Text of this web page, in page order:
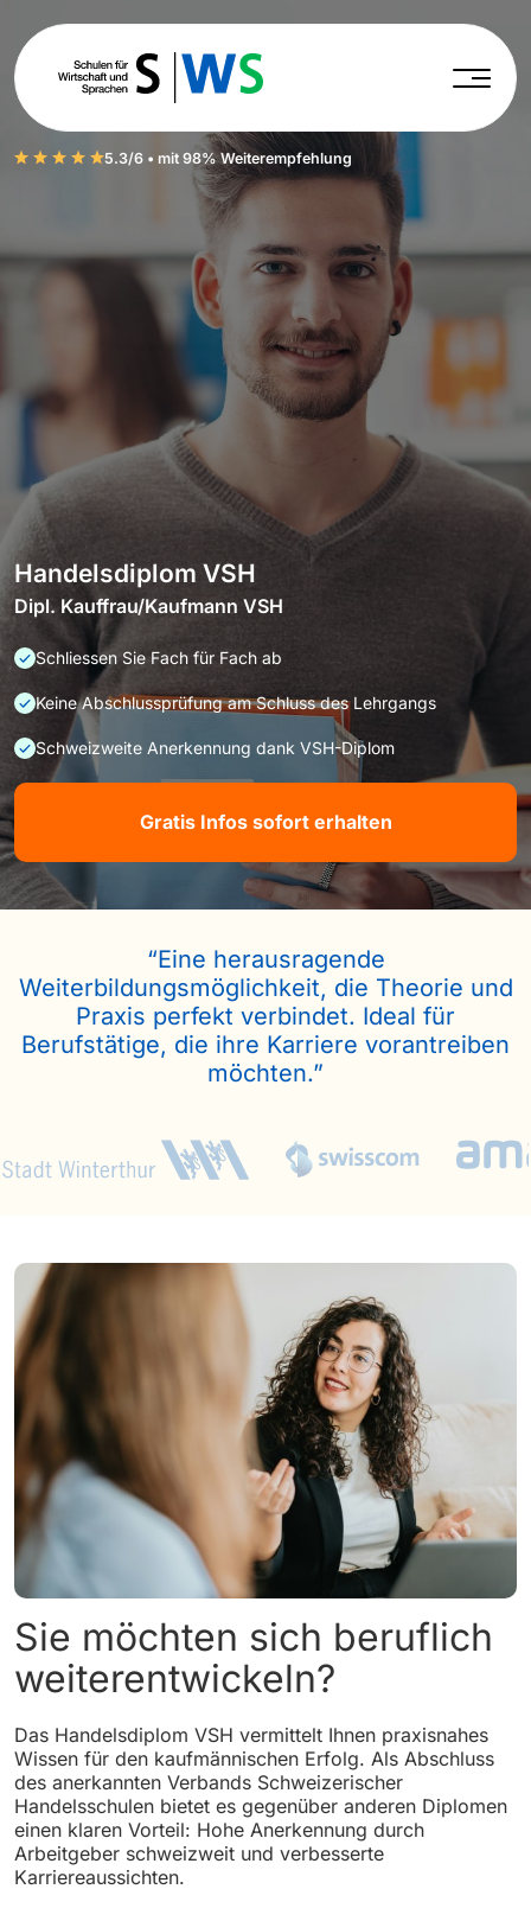
5.3/6 • mit 98% Weiterempfehlung
Handelsdiplom VSH
Dipl. Kauffrau/Kaufmann VSH
Schliessen Sie Fach für Fach ab
Keine Abschlussprüfung am Schluss des Lehrgangs
Schweizweite Anerkennung dank VSH-Diplom
Gratis Infos sofort erhalten
“Eine herausragende
Weiterbildungsmöglichkeit, die Theorie und
Praxis perfekt verbindet. Ideal für
Berufstätige, die ihre Karriere vorantreiben
möchten.”
Sie möchten sich beruflich
weiterentwickeln?
Das Handelsdiplom VSH vermittelt Ihnen praxisnahes
Wissen für den kaufmännischen Erfolg. Als Abschluss
des anerkannten Verbands Schweizerischer
Handelsschulen bietet es gegenüber anderen Diplomen
einen klaren Vorteil: Hohe Anerkennung durch
Arbeitgeber schweizweit und verbesserte
Karriereaussichten.